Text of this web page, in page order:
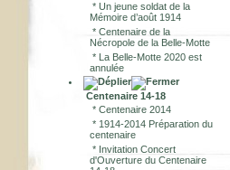
* Un jeune soldat de la
Mémoire d’août 1914
* Centenaire de la
Nécropole de la Belle-Motte
* La Belle-Motte 2020 est
annulée
Centenaire 14-18
* Centenaire 2014
* 1914-2014 Préparation du
centenaire
* Invitation Concert
d'Ouverture du Centenaire